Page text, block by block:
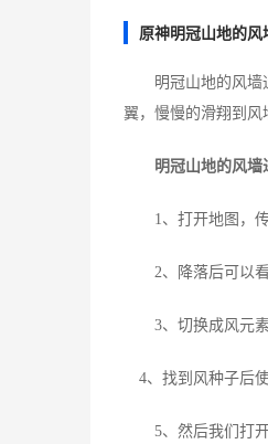
原神明冠山地的风
明冠山地的风墙通
翼，慢慢的滑翔到风
明冠山地的风墙
1、打开地图，传
2、降落后可以看
3、切换成风元素
4、找到风种子后
5、然后我们打开